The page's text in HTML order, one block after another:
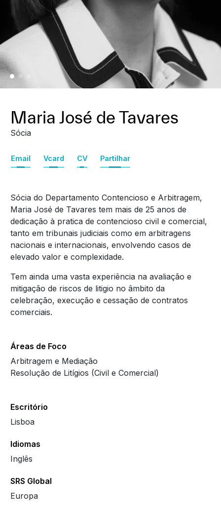
Maria José de Tavares
Sócia
Email Vcard CV Partilhar
Sócia do Departamento Contencioso e Arbitragem,
Maria José de Tavares tem mais de 25 anos de
dedicação à pratica de contencioso civil e comercial,
tanto em tribunais judiciais como em arbitragens
nacionais e internacionais, envolvendo casos de
elevado valor e complexidade.
Tem ainda uma vasta experiência na avaliação e
mitigação de riscos de litigio no âmbito da
celebração, execução e cessação de contratos
comerciais.
Áreas de Foco
Arbitragem e Mediação
Resolução de Litígios (Civil e Comercial)
Escritório
Lisboa
Idiomas
Inglês
SRS Global
Europa